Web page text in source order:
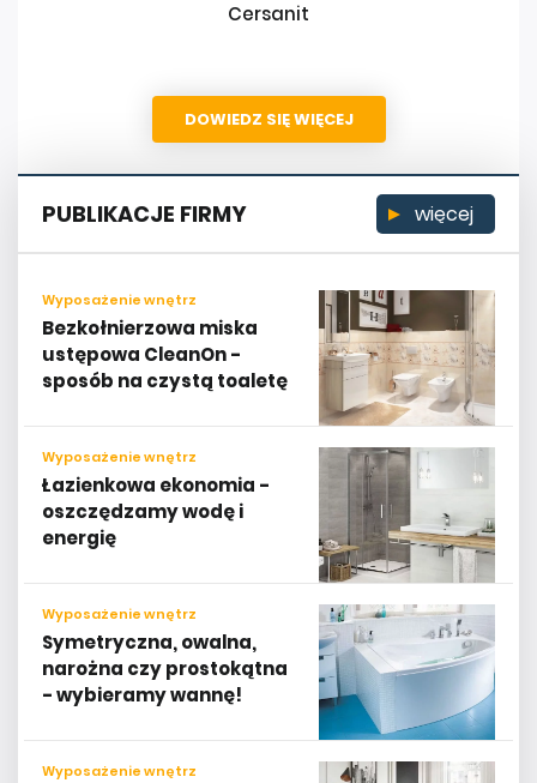
Cersanit
DOWIEDZ SIĘ WIĘCEJ
PUBLIKACJE FIRMY więcej
Wyposażenie wnętrz
Bezkołnierzowa miska
ustępowa CleanOn -
sposób na czystą toaletę
Wyposażenie wnętrz
Łazienkowa ekonomia -
oszczędzamy wodę i
energię
Wyposażenie wnętrz
Symetryczna, owalna,
narożna czy prostokątna
- wybieramy wannę!
Wyposażenie wnętrz